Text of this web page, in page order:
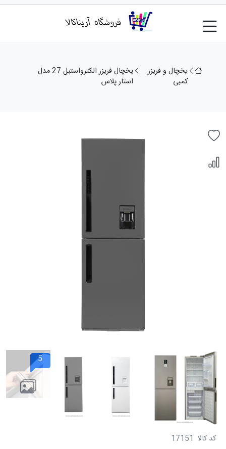
یخچال و فریزر
کمبی
یخچال فریزر الکترواستیل 27 مدل
استار پلاس
5
کد کالا 17151